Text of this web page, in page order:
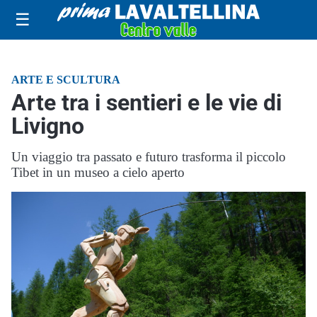
☰
ARTE E SCULTURA
Arte tra i sentieri e le vie di
Livigno
Un viaggio tra passato e futuro trasforma il piccolo
Tibet in un museo a cielo aperto